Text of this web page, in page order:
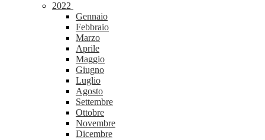
2022
Gennaio
Febbraio
Marzo
Aprile
Maggio
Giugno
Luglio
Agosto
Settembre
Ottobre
Novembre
Dicembre